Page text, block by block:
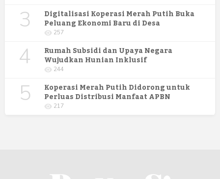
3 Digitalisasi Koperasi Merah Putih Buka
Peluang Ekonomi Baru di Desa
257
4 Rumah Subsidi dan Upaya Negara
Wujudkan Hunian Inklusif
244
5 Koperasi Merah Putih Didorong untuk
Perluas Distribusi Manfaat APBN
217